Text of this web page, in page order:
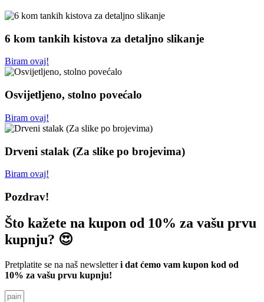
6 kom tankih kistova za detaljno slikanje
Biram ovaj!
Osvijetljeno, stolno povećalo
Biram ovaj!
Drveni stalak (Za slike po brojevima)
Biram ovaj!
Pozdrav!
Što kažete na kupon od 10% za vašu prvu
kupnju? 😍
Pretplatite se na naš newsletteri dat ćemo vam kupon kod od
10% za vašu prvu kupnju!